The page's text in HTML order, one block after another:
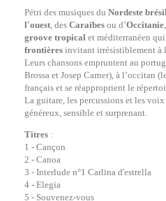
Pétri des musiques du Nordeste
l'ouest, des Caraïbes ou d’Occitanie
groove tropical et méditerranéen
frontières invitant irrésistiblement à
Leurs chansons empruntent au
Brossa et Josep Carner), à l’occitan
français et se réapproprient le
La guitare, les percussions et les
généreux, sensible et surprenant.
Titres :
1 - Cançon
2 - Canoa
3 - Interlude n°1 Carlina d'estrella
4 - Elegia
5 - Souvenez-vous